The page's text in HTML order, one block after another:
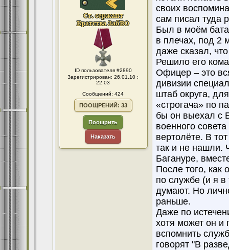
ID пользователя #2890
Зарегистрирован: 26.01.10 :
22:03
Сообщений: 424
ПООЩРЕНИЙ: 33
Поощрить
Наказать
своих
сам писал туда
Был в моём
в плечах, под 2
даже сказал,
Решило его
Офицер – это
дивизии
штаб округа,
«строгача» по
бы он выехал с
военного
вертолёте. В
так и не нашли.
Багануре,
После того, как
по службе (и я в
думают. Но
раньше.
Даже по
хотя может он и
вспомнить
говорят "В